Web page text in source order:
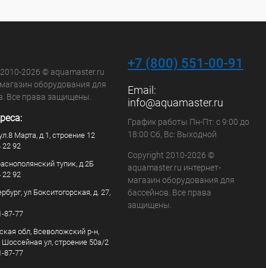
2026 © aquamaster.ru
оборудования для
Все права защищены.
Марта, д.1, строение 12
22 92
тупик, д.2Б
22 92
ул Бокситогорская, д. 27,
87-77
обл, Всеволожский р-н,
Шоссейная ул, строение 50а/2
87-77
+7 (800) 551-00-91
Email:
info@aquamaster.ru
График работы Пн-Пт: с 9:00 до
18:00 Сб, Вс: Выходной
Copyright 2010-2026 ©
aquamaster.ru интернет-
магазин оборудования для
бассейнов. Все права
защищены.